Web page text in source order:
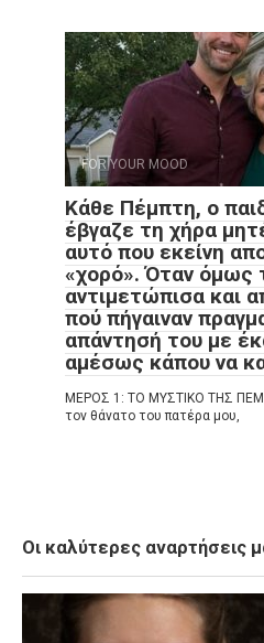
FOR YOUR MOOD
Κάθε Πέμπτη, ο
έβγαζε τη χήρα
αυτό που εκείνη
«χορό». Όταν όμως
αντιμετώπισα και
πού πήγαιναν
απάντησή του με
αμέσως κάπου να
ΜΕΡΟΣ 1: ΤΟ ΜΥΣΤΙΚΟ ΤΗΣ
τον θάνατο του πατέρα μου,
Οι καλύτερες αναρτήσεις